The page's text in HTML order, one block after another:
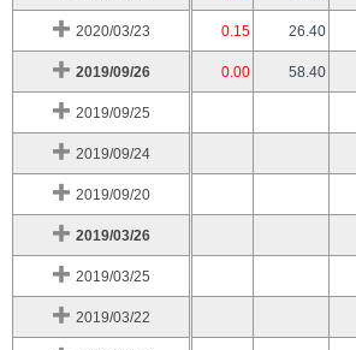
2020/03/23 0.15 26.40
2019/09/26 0.00 58.40
2019/09/25
2019/09/24
2019/09/20
2019/03/26
2019/03/25
2019/03/22